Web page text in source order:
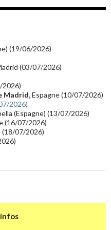
(16) Synthé 80's
(13)
(19/06/2026)
(03/07/2026)
2026)
Madrid,Espagne (10/07/2026)
2026)
(Espagne) (13/07/2026)
(16/07/2026)
(18/07/2026)